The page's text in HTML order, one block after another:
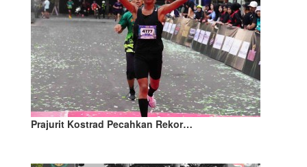
Prajurit Kostrad Pecahkan Rekor…